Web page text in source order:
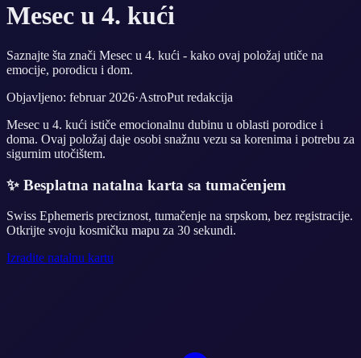
Mesec u 4. kući
Saznajte šta znači Mesec u 4. kući - kako ovaj položaj utiče na
emocije, porodicu i dom.
Objavljeno: februar 2026·AstroPut redakcija
Mesec u 4. kući ističe emocionalnu dubinu u oblasti porodice i
doma. Ovaj položaj daje osobi snažnu vezu sa korenima i potrebu za
sigurnim utočištem.
✨ Besplatna natalna karta sa tumačenjem
Swiss Ephemeris preciznost, tumačenje na srpskom, bez registracije.
Otkrijte svoju kosmičku mapu za 30 sekundi.
Izradite natalnu kartu